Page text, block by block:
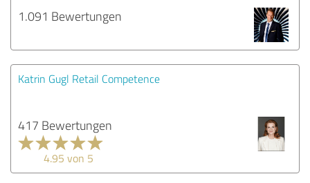
1.091 Bewertungen
Katrin Gugl Retail Competence
417 Bewertungen
4.95 von 5